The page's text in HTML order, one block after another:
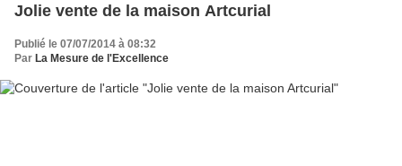
Jolie vente de la maison Artcurial
Publié le 07/07/2014 à 08:32
Par La Mesure de l'Excellence